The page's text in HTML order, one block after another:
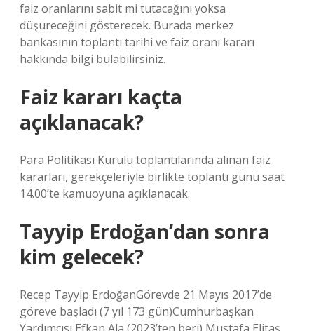
faiz oranlarını sabit mi tutacağını yoksa
düşüreceğini gösterecek. Burada merkez
bankasının toplantı tarihi ve faiz oranı kararı
hakkında bilgi bulabilirsiniz.
Faiz kararı kaçta
açıklanacak?
Para Politikası Kurulu toplantılarında alınan faiz
kararları, gerekçeleriyle birlikte toplantı günü saat
14.00’te kamuoyuna açıklanacak.
Tayyip Erdoğan’dan sonra
kim gelecek?
Recep Tayyip ErdoğanGörevde 21 Mayıs 2017’de
göreve başladı (7 yıl 173 gün)Cumhurbaşkan